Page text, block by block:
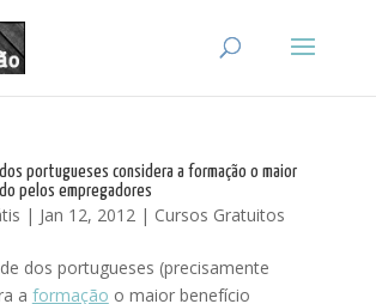
portugueses considera a formação o maior
pelos empregadores
| Jan 12, 2012| Cursos Gratuitos
dos portugueses (precisamente
a formação o maior benefício